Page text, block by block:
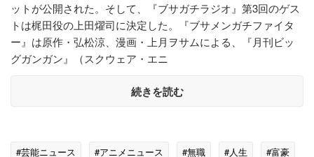
ットが公開された。そして、『ブサガチラジオ』第3回のゲス
トは梶田役の上田燿司に決定した。『ブサメンガチファイタ
ー』は原作・弘松涼、漫画・上月ヲサムによる、『月刊ビッ
グガンガン』（スクウェア・エニ
続きを読む
#芸能ニュース #アニメニュース #無職 #人生
#富豪